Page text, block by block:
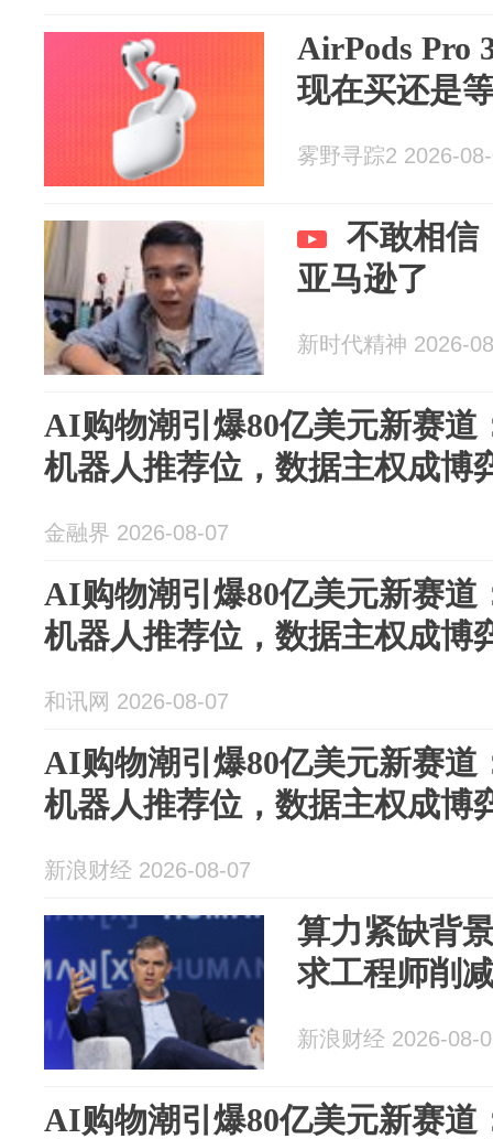
AirPods Pro
现在买还是
雾野寻踪2 2026-
不敢相信
亚马逊了
新时代精神 2026-
AI购物潮引爆80亿美元新赛道
机器人推荐位，数据主权成博
金融界 2026-08-07
AI购物潮引爆80亿美元新赛道
机器人推荐位，数据主权成博
和讯网 2026-08-07
AI购物潮引爆80亿美元新赛道
机器人推荐位，数据主权成博
新浪财经 2026-08-07
算力紧缺背
求工程师削
新浪财经 2026-08-
AI购物潮引爆80亿美元新赛道